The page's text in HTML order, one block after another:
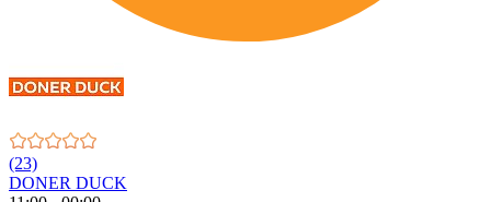
(23)
DONER DUCK